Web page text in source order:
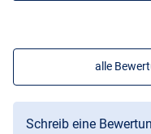
alle
Schreib eine